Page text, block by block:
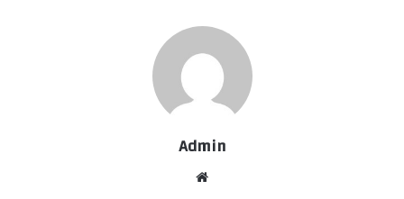
Admin